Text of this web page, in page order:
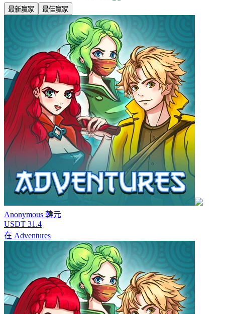
最新赢家 最佳赢家
Anonymous 韓元
USDT 31.4
在 Adventures